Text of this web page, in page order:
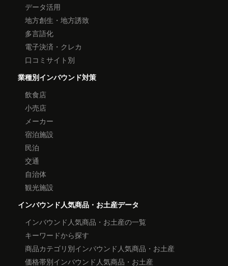
データ活用
地方創生・地方誘致
多言語化
電子決済・クレカ
口コミサイト別
業種別インバウンド対策
飲食店
小売店
メーカー
宿泊施設
民泊
交通
自治体
観光施設
インバウンド人気商品・お土産データ
インバウンド人気商品・お土産の一覧
キーワードから探す
商品カテゴリ別インバウンド人気商品・お土産
価格帯別インバウンド人気商品・お土産